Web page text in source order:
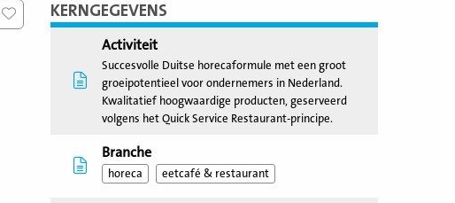
KERNGEGEVENS
Activiteit
Succesvolle Duitse horecaformule met een groot
groeipotentieel voor ondernemers in Nederland.
Kwalitatief hoogwaardige producten, geserveerd
volgens het Quick Service Restaurant-principe.
Branche
horeca eetcafé & restaurant